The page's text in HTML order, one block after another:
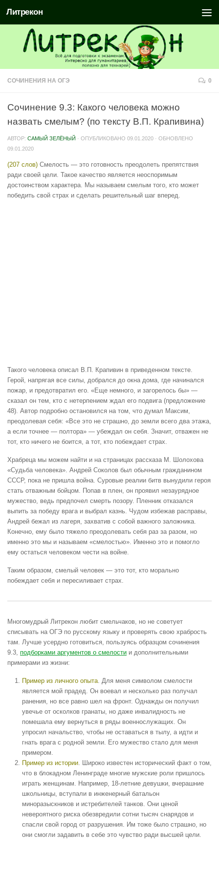
Литрекон
СОЧИНЕНИЯ НА ОГЭ 0
Сочинение 9.3: Какого человека можно
назвать смелым? (по тексту В.П. Крапивина)
АВТОР: САМЫЙ ЗЕЛЁНЫЙ · ОПУБЛИКОВАНО 09.01.2020 · ОБНОВЛЕНО
09.01.2020
(207 слов) Смелость — это готовность преодолеть препятствия
ради своей цели. Такое качество является неоспоримым
достоинством характера. Мы называем смелым того, кто может
победить свой страх и сделать решительный шаг вперед.
Такого человека описал В.П. Крапивин в приведенном тексте.
Герой, напрягая все силы, добрался до окна дома, где начинался
пожар, и предотвратил его. «Еще немного, и загорелось бы» —
сказал он тем, кто с нетерпением ждал его подвига (предложение
48). Автор подробно остановился на том, что думал Максим,
преодолевая себя: «Все это не страшно, до земли всего два этажа,
а если точнее — полтора» — убеждал он себя. Значит, отважен не
тот, кто ничего не боится, а тот, кто побеждает страх.
Храбреца мы можем найти и на страницах рассказа М. Шолохова
«Судьба человека». Андрей Соколов был обычным гражданином
СССР, пока не пришла война. Суровые реалии битв вынудили героя
стать отважным бойцом. Попав в плен, он проявил незаурядное
мужество, ведь предпочел смерть позору. Пленник отказался
выпить за победу врага и выбрал казнь. Чудом избежав расправы,
Андрей бежал из лагеря, захватив с собой важного заложника.
Конечно, ему было тяжело преодолевать себя раз за разом, но
именно это мы и называем «смелостью». Именно это и помогло
ему остаться человеком чести на войне.
Таким образом, смелый человек — это тот, кто морально
побеждает себя и пересиливает страх.
Многомудрый Литрекон любит смельчаков, но не советует
списывать на ОГЭ по русскому языку и проверять свою храбрость
там. Лучше усердно готовиться, пользуясь образцом сочинения
9.3, подборками аргументов о смелости и дополнительными
примерами из жизни:
Пример из личного опыта . Для меня символом смелости
является мой прадед. Он воевал и несколько раз получал
ранения, но все равно шел на фронт. Однажды он получил
увечье от осколков гранаты, но даже инвалидность не
помешала ему вернуться в ряды военнослужащих. Он
упросил начальство, чтобы не оставаться в тылу, а идти и
гнать врага с родной земли. Его мужество стало для меня
примером.
Пример из истории . Широко известен исторический факт о том,
что в блокадном Ленинграде многие мужские роли пришлось
играть женщинам. Например, 18-летние девушки, вчерашние
школьницы, вступали в инженерный батальон
миноразыскников и истребителей танков. Они ценой
невероятного риска обезвредили сотни тысяч снарядов и
спасли свой город от разрушения. Им тоже было страшно, но
они смогли задавить в себе это чувство ради высшей цели.